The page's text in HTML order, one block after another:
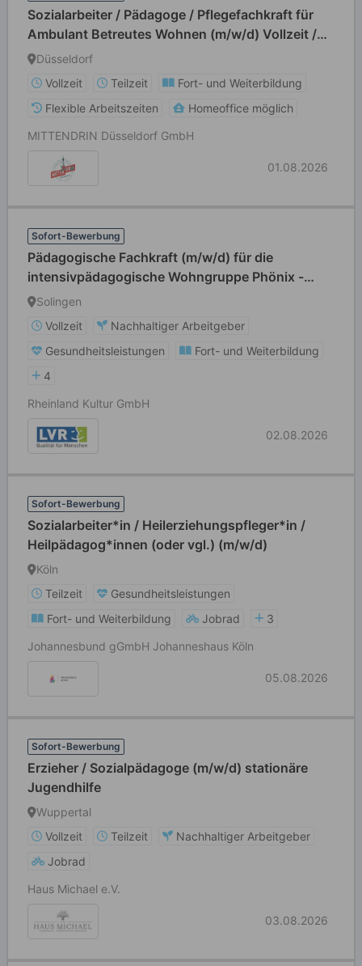
Sozialarbeiter / Pädagoge / Pflegefachkraft für
Ambulant Betreutes Wohnen (m/w/d) Vollzeit /
Teilzeit
Düsseldorf
Vollzeit
Teilzeit
Fort- und Weiterbildung
Flexible Arbeitszeiten
Homeoffice möglich
MITTENDRIN Düsseldorf GmbH
01.08.2026
Sofort-Bewerbung
Pädagogische Fachkraft (m/w/d) für die
intensivpädagogische Wohngruppe Phönix -
Gruppe für sexuell übergriffige Jungen im Alter
ab 12 Jahren
Solingen
Vollzeit
Nachhaltiger Arbeitgeber
Gesundheitsleistungen
Fort- und Weiterbildung
4
Rheinland Kultur GmbH
02.08.2026
Sofort-Bewerbung
Sozialarbeiter*in / Heilerziehungspfleger*in /
Heilpädagog*innen (oder vgl.) (m/w/d)
Köln
Teilzeit
Gesundheitsleistungen
Fort- und Weiterbildung
Jobrad
3
Johannesbund gGmbH Johanneshaus Köln
05.08.2026
Sofort-Bewerbung
Erzieher / Sozialpädagoge (m/w/d) stationäre
Jugendhilfe
Wuppertal
Vollzeit
Teilzeit
Nachhaltiger Arbeitgeber
Jobrad
Haus Michael e.V.
03.08.2026